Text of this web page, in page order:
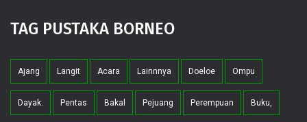
TAG PUSTAKA BORNEO
Ajang Langit Acara Lainnnya Doeloe Ompu
Dayak. Pentas Bakal Pejuang Perempuan Buku,